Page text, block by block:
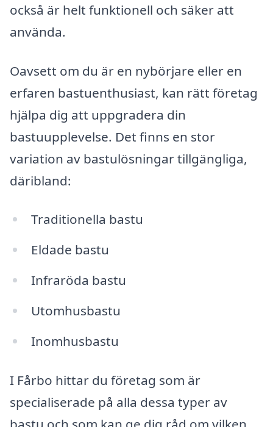
också är helt funktionell och säker att
använda.
Oavsett om du är en nybörjare eller en
erfaren bastuenthusiast, kan rätt företag
hjälpa dig att uppgradera din
bastuupplevelse. Det finns en stor
variation av bastulösningar tillgängliga,
däribland:
Traditionella bastu
Eldade bastu
Infraröda bastu
Utomhusbastu
Inomhusbastu
I Fårbo hittar du företag som är
specialiserade på alla dessa typer av